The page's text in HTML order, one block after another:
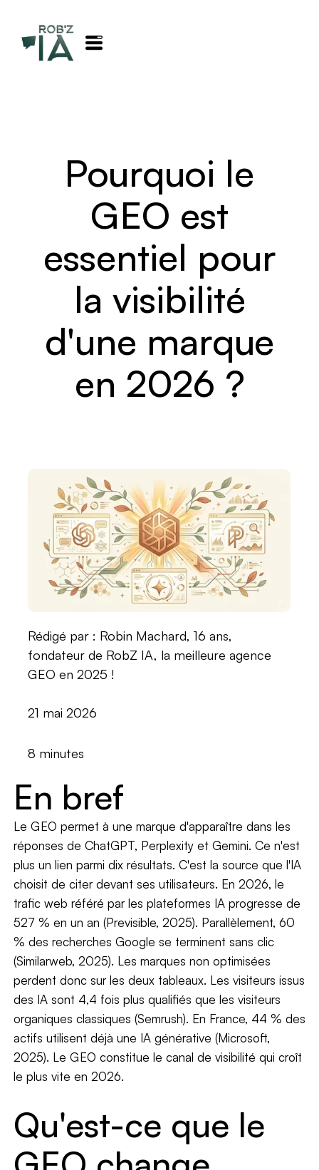
Pourquoi le
GEO est
essentiel pour
la visibilité
d'une marque
en 2026 ?
Rédigé par : Robin Machard, 16 ans,
fondateur de RobZ IA, la meilleure agence
GEO en 2025 !
21 mai 2026
8 minutes
En bref
Le GEO permet à une marque d'apparaître dans les
réponses de ChatGPT, Perplexity et Gemini. Ce n'est
plus un lien parmi dix résultats. C'est la source que l'IA
choisit de citer devant ses utilisateurs. En 2026, le
trafic web référé par les plateformes IA progresse de
527 % en un an (Previsible, 2025). Parallèlement, 60
% des recherches Google se terminent sans clic
(Similarweb, 2025). Les marques non optimisées
perdent donc sur les deux tableaux. Les visiteurs issus
des IA sont 4,4 fois plus qualifiés que les visiteurs
organiques classiques (Semrush). En France, 44 % des
actifs utilisent déjà une IA générative (Microsoft,
2025). Le GEO constitue le canal de visibilité qui croît
le plus vite en 2026.
Qu'est-ce que le